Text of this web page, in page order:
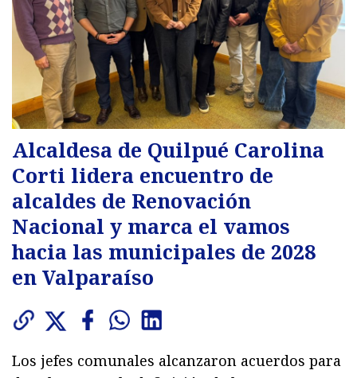
Alcaldesa de Quilpué Carolina
Corti lidera encuentro de
alcaldes de Renovación
Nacional y marca el vamos
hacia las municipales de 2028
en Valparaíso
Los jefes comunales alcanzaron acuerdos para